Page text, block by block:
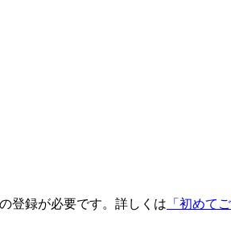
登録が必要です。詳しくは 「初めて